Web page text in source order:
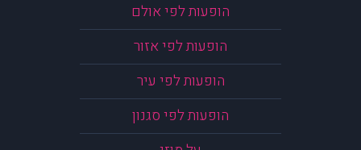
הופעות לפי אולם
הופעות לפי אזור
הופעות לפי עיר
הופעות לפי סגנון